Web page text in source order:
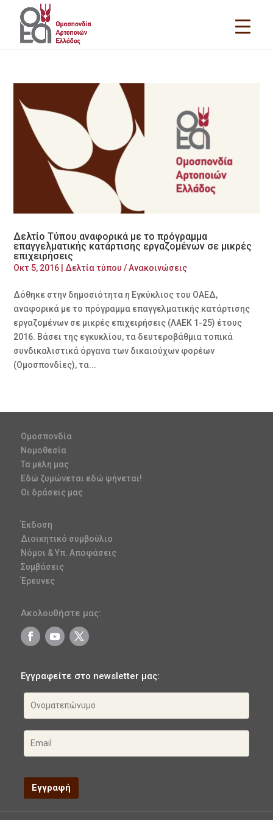
Δελτίο Τύπου αναφορικά με το πρόγραμμα
επαγγελματικής κατάρτισης εργαζομένων σε μικρές
επιχειρήσεις
Οκτ 5, 2016 Δελτία τύπου / Ανακοινώσεις
Δόθηκε στην δημοσιότητα η Εγκύκλιος του ΟΑΕΔ,
αναφορικά με το πρόγραμμα επαγγελματικής κατάρτισης
εργαζομένων σε μικρές επιχειρήσεις (ΛΑΕΚ 1-25) έτους
2016. Βάσει της εγκυκλίου, τα δευτεροβάθμια τοπικά
συνδικαλιστικά όργανα των δικαιούχων φορέων
(Ομοσπονδίες), τα...
Ομοσπονδία
Νομοθεσία
Τα μέλη μας
Εδώ ζυμώνεται εδώ ψήνεται!
Οι δράσεις μας
Έκδοση
Διοικητικό συμβούλιο
Νόμοι & Υπ. Αποφάσεις
Συμβάσεις
Έρευνες
Ακολουθήστε μας:
Εγγραφείτε στο newsletter μας: